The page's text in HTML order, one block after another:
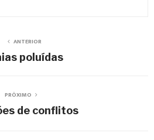
ANTERIOR
poluídas
PRÓXIMO
de conflitos